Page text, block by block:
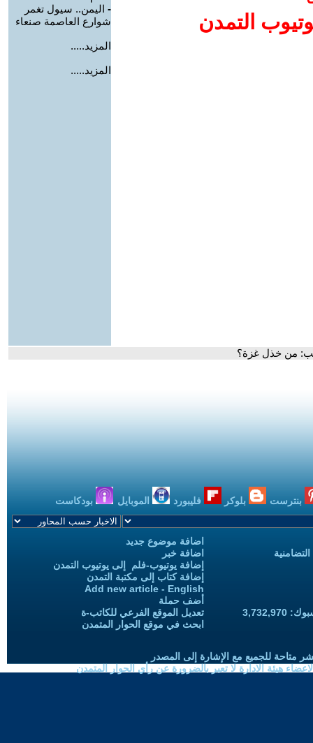
التمدن
- اليمن.. سيول تغمر
شوارع العاصمة صنعاء
المزيد.....
المزيد.....
من خذل غزة؟
بنترست بلوكر فليبورد الموبايل بودكاست
اضافة موضوع جديد
اضافة خبر
إضافة يوتيوب-فلم إلى يوتيوب التمدن
إضافة كتاب إلى مكتبة التمدن
Add new article - English
أضف حملة
تعديل الموقع الفرعي للكاتب-ة
ابحث في موقع الحوار المتمدن
متاحة للجميع مع الإشارة إلى المصدر
هيئة الادارة لا تعبر بالضرورة عن رأي الحوار المتمدن